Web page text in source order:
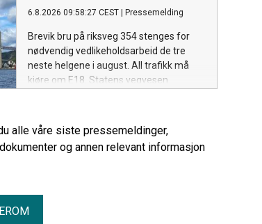
6.8.2026 09:58:27 CEST Pressemelding
Brevik bru på riksveg 354 stenges for
nødvendig vedlikeholdsarbeid de tre
neste helgene i august. All trafikk må
kjøre om E18. Statens vegvesen
alle våre siste pressemeldinger,
og annen relevant informasjon